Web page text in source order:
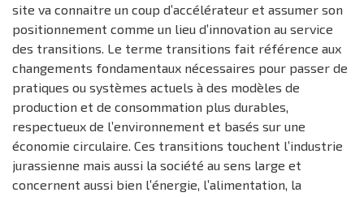
site va connaitre un coup d’accélérateur et assumer son
positionnement comme un lieu d’innovation au service
des transitions. Le terme transitions fait référence aux
changements fondamentaux nécessaires pour passer de
pratiques ou systèmes actuels à des modèles de
production et de consommation plus durables,
respectueux de l’environnement et basés sur une
économie circulaire. Ces transitions touchent l’industrie
jurassienne mais aussi la société au sens large et
concernent aussi bien l’énergie, l’alimentation, la